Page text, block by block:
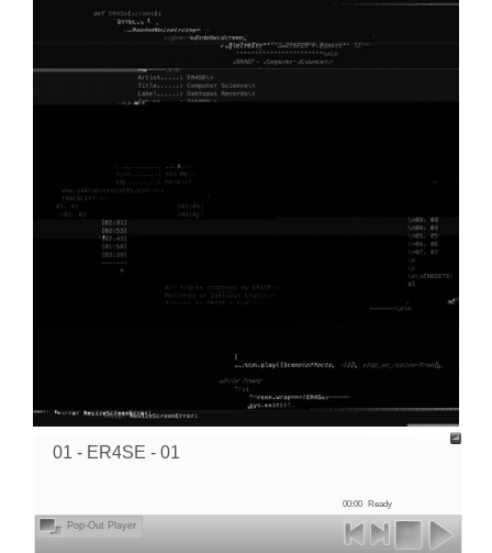
01 - ER4SE - 01
00:00 Ready
Pop-Out Player